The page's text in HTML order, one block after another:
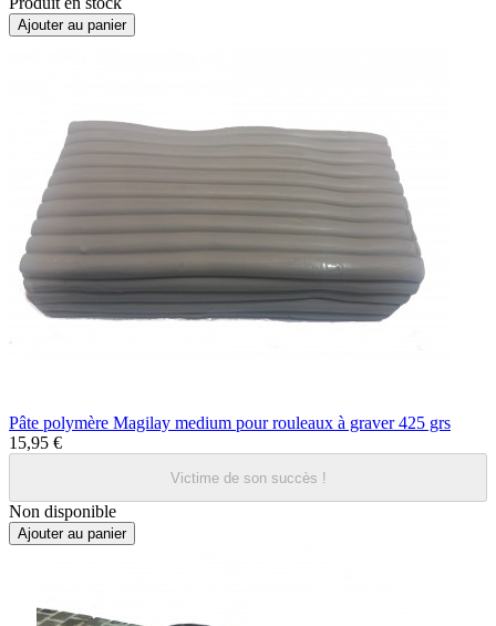
Ajouter au panier
Pâte polymère Magilay medium pour rouleaux à graver 425 grs
15,95 €
Victime de son succès !
Non disponible
Ajouter au panier